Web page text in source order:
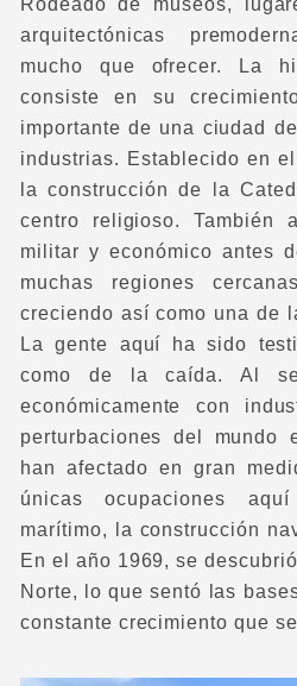
Rodeado de museos,
arquitectónicas
mucho que ofrecer. La
consiste en su
importante de una ciudad
industrias. Establecido en
la construcción de la
centro religioso. También
militar y económico antes
muchas regiones
creciendo así como una de
La gente aquí ha sido
como de la caída. Al
económicamente con
perturbaciones del mundo
han afectado en gran
únicas ocupaciones
marítimo, la construcción
En el año 1969, se
Norte, lo que sentó las
constante crecimiento que